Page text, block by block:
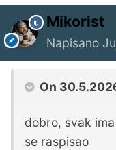
Mikorist
Napisano
On
dobro, svak
se raspisao